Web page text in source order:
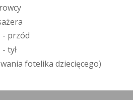
rowcy
ażera
- przód
- tył
wania fotelika dziecięcego)